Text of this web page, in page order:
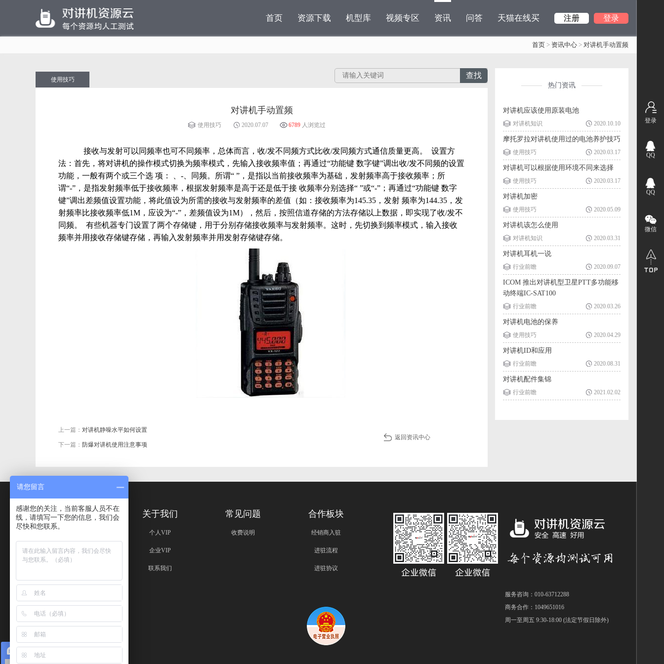
首页 资源下载 机型库 视频专区 资讯 问答 天猫在线买 注册 登录
首页 > 资讯中心 > 对讲机手动置频
使用技巧 查找
对讲机手动置频
使用技巧 2020.07.07 6789 人浏览过
接收与发射可以同频率也可不同频率，总体而言，收/发不同频方式比收/发同频方式通信质量更高。 设置方
法：首先，将对讲机的操作模式切换为频率模式，先输入接收频率值；再通过“功能键 数字键”调出收/发不同频的设置
功能，一般有两个或三个选 项： 、-、同频。所谓“ ”，是指以当前接收频率为基础，发射频率高于接收频率；所
谓“-”，是指发射频率低于接收频率，根据发射频率是高于还是低于接 收频率分别选择“ ”或“-”；再通过“功能键 数字
键”调出差频值设置功能，将此值设为所需的接收与发射频率的差值（如：接收频率为145.35，发射 频率为144.35，发
射频率比接收频率低1M，应设为“-”，差频值设为1M），然后，按照信道存储的方法存储以上数据，即实现了收/发不
同频。 有些机器专门设置了两个存储键，用于分别存储接收频率与发射频率。这时，先切换到频率模式，输入接收
频率并用接收存储键存储，再输入发射频率并用发射存储键存储。
上一篇： 对讲机静噪水平如何设置
下一篇： 防爆对讲机使用注意事项
返回资讯中心
热门资讯
对讲机应该使用原装电池
对讲机知识 2020.10.10
摩托罗拉对讲机使用过的电池养护技巧
使用技巧 2020.03.17
对讲机可以根据使用环境不同来选择
使用技巧 2020.03.17
对讲机加密
使用技巧 2020.05.09
对讲机该怎么使用
对讲机知识 2020.03.31
对讲机耳机一说
行业前瞻 2020.09.07
ICOM 推出对讲机型卫星PTT多功能移
动终端IC-SAT100
行业前瞻 2020.03.26
对讲机电池的保养
使用技巧 2020.04.29
对讲机ID和应用
行业前瞻 2020.08.31
对讲机配件集锦
行业前瞻 2021.02.02
免责声明 关于我们
个人VIP
企业VIP
联系我们
常见问题
收费说明
合作板块
经销商入驻
进驻流程
进驻协议
服务咨询：010-63712288
商务合作：1049651016
周一至周五 9:30-18:00 (法定节假日除外)
登录
QQ
QQ
微信
在线咨询
请您留言
感谢您的关注，当前客服人员不在
线，请填写一下您的信息，我们会
尽快和您联系。